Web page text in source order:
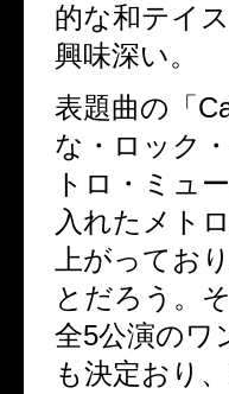
的な和テイ
興味深い。
表題曲の「
な・ロック
トロ・ミュ
入れたメト
上がってお
とだろう。
全5公演のワ
も決定おり